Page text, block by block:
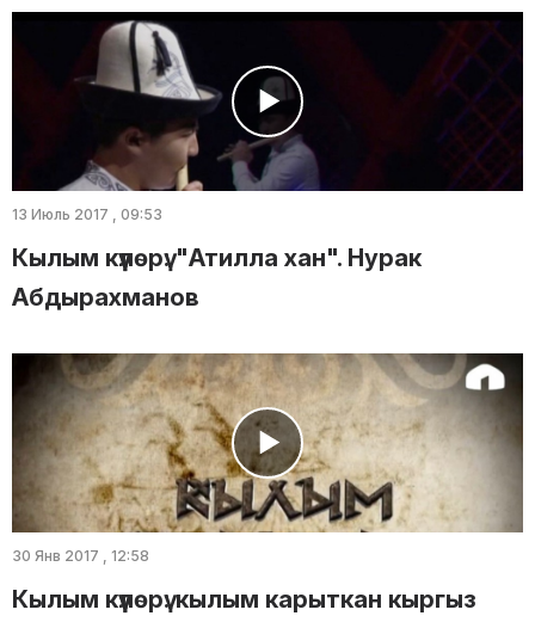
13 Июль 2017 , 09:53
Кылым күүлөрү: "Атилла хан". Нурак
Абдырахманов
30 Янв 2017 , 12:58
Кылым күүлөрү: кылым карыткан кыргыз